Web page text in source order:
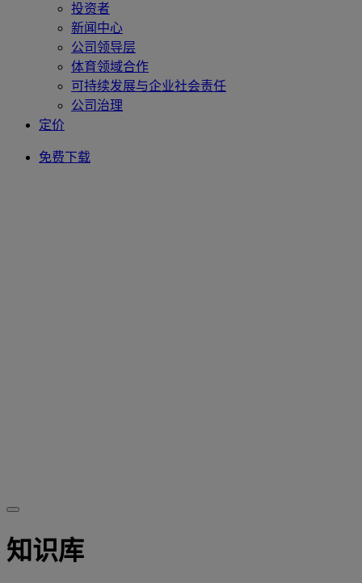
投资者
新闻中心
公司领导层
体育领域合作
可持续发展与企业社会责任
公司治理
定价
免费下载
知识库